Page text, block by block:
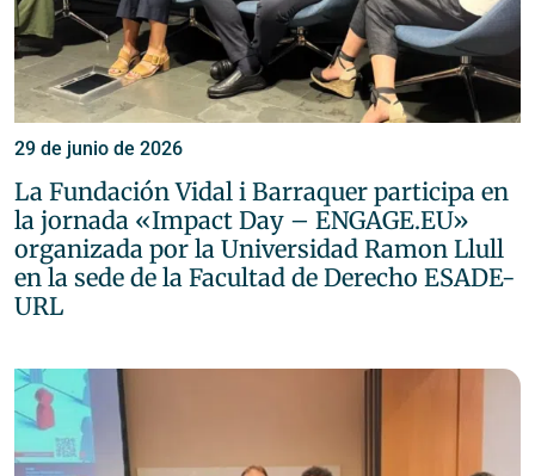
29 de junio de 2026
La Fundación Vidal i Barraquer participa en
la jornada «Impact Day – ENGAGE.EU»
organizada por la Universidad Ramon Llull
en la sede de la Facultad de Derecho ESADE-
URL